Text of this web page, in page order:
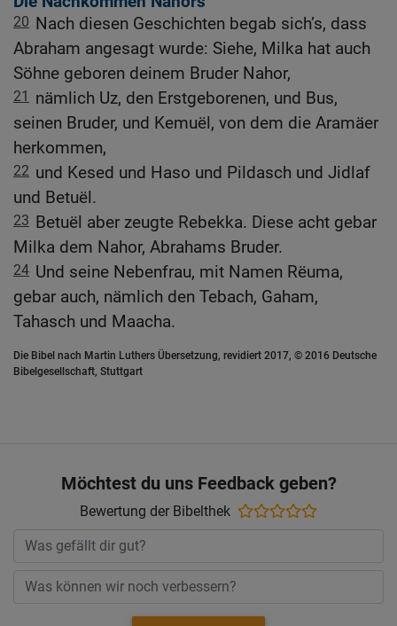
20 Nach diesen Geschichten begab sich’s, dass
Abraham angesagt wurde: Siehe, Milka hat auch
Söhne geboren deinem Bruder Nahor,
21
nämlich Uz, den Erstgeborenen, und Bus,
seinen Bruder, und Kemuël, von dem die Aramäer
herkommen,
22 und Kesed und Haso und Pildasch und Jidlaf
und Betuël.
23 Betuël aber zeugte Rebekka. Diese acht gebar
Milka dem Nahor, Abrahams Bruder.
24 Und seine Nebenfrau, mit Namen Rëuma,
gebar auch, nämlich den Tebach, Gaham,
Tahasch und Maacha.
Die Bibel nach Martin Luthers Übersetzung, revidiert 2017, © 2016 Deutsche
Bibelgesellschaft, Stuttgart
Möchtest du uns Feedback geben?
Bewertung der Bibelthek